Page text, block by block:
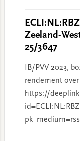
Zeeland-
25/3647
IB/PVV 2023,
rendement
https://